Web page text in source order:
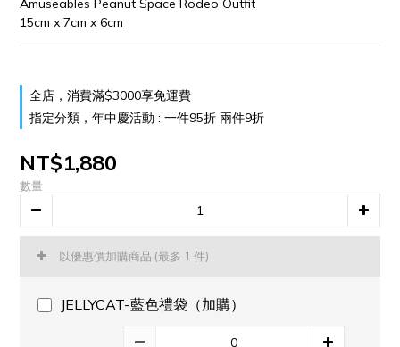
Amuseables Peanut Space Rodeo Outfit
15cm x 7cm x 6cm
全店，消費滿$3000享免運費
指定分類，年中慶活動 : 一件95折 兩件9折
NT$1,880
數量
以優惠價加購商品 (最多 1 件)
JELLYCAT-藍色禮袋（加購）